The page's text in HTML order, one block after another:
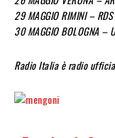
29 MAGGIO RIMINI –
30 MAGGIO BOLOGNA –
Radio Italia è radio